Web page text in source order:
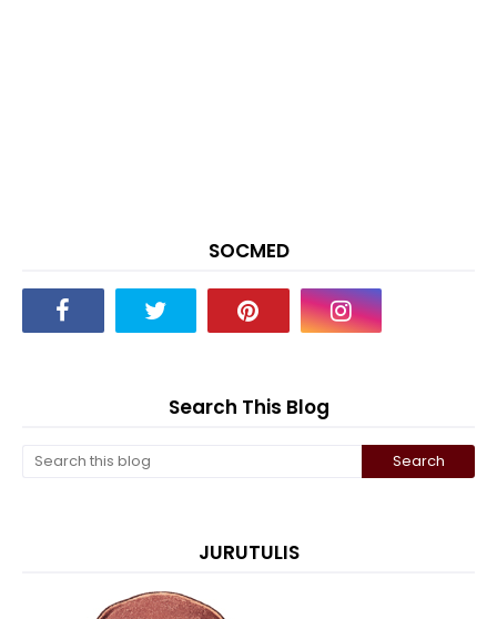
SOCMED
Search This Blog
JURUTULIS